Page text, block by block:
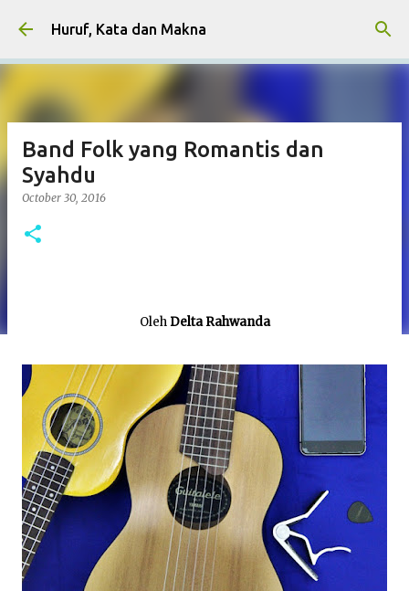
Skip to main content
Huruf, Kata dan Makna
Band Folk yang Romantis dan
Syahdu
October 30, 2016
OlehDelta Rahwanda